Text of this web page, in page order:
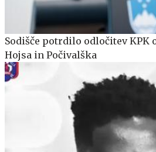
Sodišče potrdilo odločitev KPK
Hojsa in Počivalška